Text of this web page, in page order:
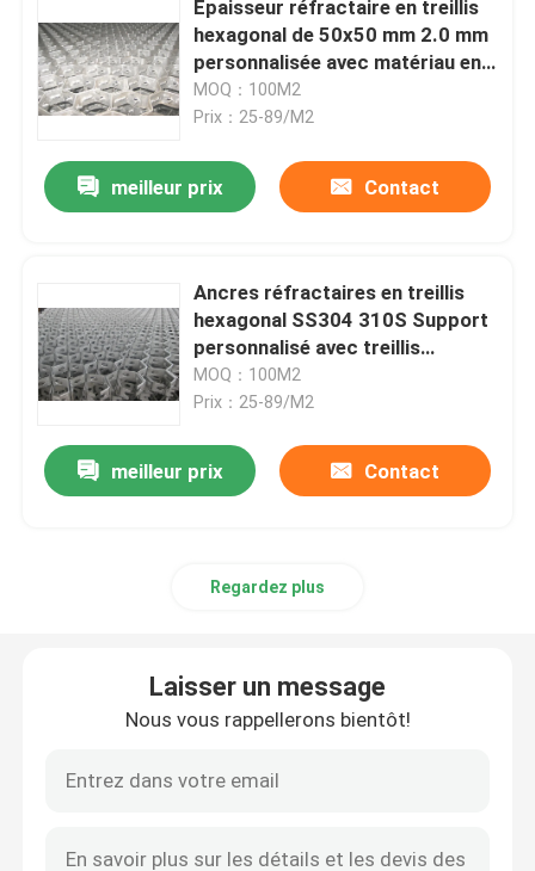
Mat de traction en acier
Herse à chaîne traînante
grillage de rasoir
Épaisseur réfractaire en treillis
hexagonal de 50x50 mm 2.0 mm
personnalisée avec matériau en
acier inoxydable
MOQ：100M2
Prix：25-89/M2
meilleur prix Contact
Ancres réfractaires en treillis
hexagonal SS304 310S Support
personnalisé avec treillis
50x50mm
MOQ：100M2
Prix：25-89/M2
meilleur prix Contact
Regardez plus
Laisser un message
Nous vous rappellerons bientôt!